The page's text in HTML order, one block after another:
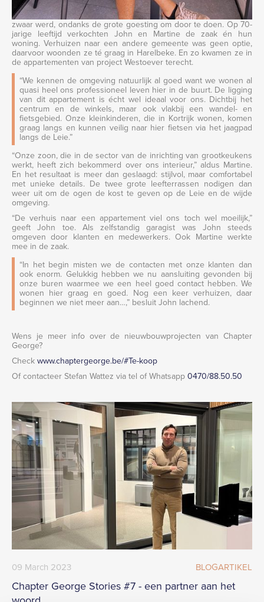
09 March 2023 BLOGARTIKEL
Chapter George Stories #7 - een partner aan het
Tot voor kort woonden John en Martine in de woning bij hun
zaak. Aan stoppen dachten ze niet, tot het werk hen toch te
zwaar werd, ondanks de grote goesting om door te doen. Op 70-
jarige leeftijd verkochten John en Martine de zaak én hun
woning. Verhuizen naar een andere gemeente was geen optie,
daarvoor woonden ze té graag in Harelbeke. En zo kwamen ze in
de appartementen van project Westoever terecht.
“We kennen de omgeving natuurlijk al goed want we wonen al
quasi heel ons professioneel leven hier in de buurt. De ligging
van dit appartement is écht wel ideaal voor ons. Dichtbij het
centrum en de winkels, maar ook vlakbij een wandel- en
fietsgebied. Onze kleinkinderen, die in Kortrijk wonen, komen
graag langs en kunnen veilig naar hier fietsen via het jaagpad
langs de Leie.”
“Onze zoon, die in de sector van de inrichting van grootkeukens
werkt, heeft zich bekommerd over ons interieur,” aldus Martine.
En het resultaat is meer dan geslaagd: stijlvol, maar comfortabel
met unieke details. De twee grote leefterrassen nodigen dan
weer uit om de ogen de kost te geven op de Leie en de wijde
omgeving.
“De verhuis naar een appartement viel ons toch wel moeilijk,”
geeft John toe. Als zelfstandig garagist was John steeds
omgeven door klanten en medewerkers. Ook Martine werkte
mee in de zaak.
“In het begin misten we de contacten met onze klanten dan
ook enorm. Gelukkig hebben we nu aansluiting gevonden bij
onze buren waarmee we een heel goed contact hebben. We
wonen hier graag en goed. Nog een keer verhuizen, daar
beginnen we niet meer aan…,” besluit John lachend.
Wens je meer info over de nieuwbouwprojecten van Chapter
George?
Check www.chaptergeorge.be/#Te-koop
Of contacteer Stefan Wattez via tel of Whatsapp 0470/88.50.50